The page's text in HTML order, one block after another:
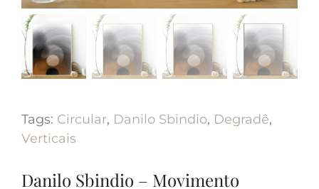
Tags: Circular, Danilo Sbindio, Degradê,
Verticais
Danilo Sbindio – Movimento